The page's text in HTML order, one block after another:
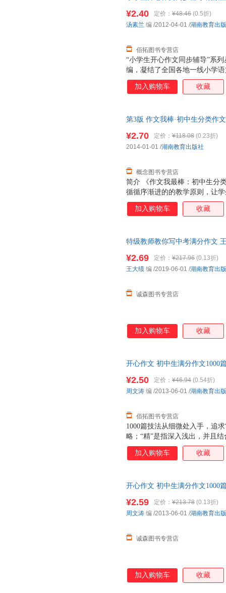
“小学生开心作文同步辅导”系
编，凝结了全国各地一线小学
新《小学语文课程标准》的基
学生的认知特点而编写。丛书
¥2.40 定价： ¥48.46 (0.5折)
佰拓图书专营店
汤素兰 编 /2012-04-01 /湖南教育出
加入购物车 收藏
第3版 作文我棒·初中生分类作
简介 《作文我最棒：初中生分
循循序渐进的的教学原则，让
作方法。每一堂作文课，老师
轻松活泼的课堂氛围中学到新
¥2.70 定价： ¥118.08 (0.23折)
概念图书专营店
2014-01-01 /湖南教育出版社
加入购物车 收藏
特级教师教你写中考满分作文
¥2.69 定价： ¥217.96 (0.13折)
诚森图书专营店
王大绩 编 /2019-06-01 /湖南教育出
加入购物车 收藏
开心作文 初中生满分作文1000
1000篇技法从细微处入手，追
略；“精”是指深入浅出，并且
篇范文进行思路分析，拟出结
写作思路展现出来，助你快速
¥2.50 定价： ¥46.94 (0.54折)
佰拓图书专营店
周文涛 编 /2013-06-01 /湖南教育出
加入购物车 收藏
开心作文 初中生满分作文1000
¥2.59 定价： ¥213.78 (0.13折)
诚森图书专营店
周文涛 编 /2013-06-01 /湖南教育出
加入购物车 收藏